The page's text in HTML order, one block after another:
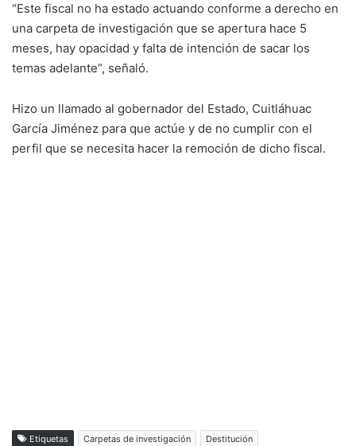
“Este fiscal no ha estado actuando conforme a derecho en
una carpeta de investigación que se apertura hace 5
meses, hay opacidad y falta de intención de sacar los
temas adelante”, señaló.
Hizo un llamado al gobernador del Estado, Cuitláhuac
García Jiménez para que actúe y de no cumplir con el
perfil que se necesita hacer la remoción de dicho fiscal.
Etiquetas Carpetas de investigación Destitución